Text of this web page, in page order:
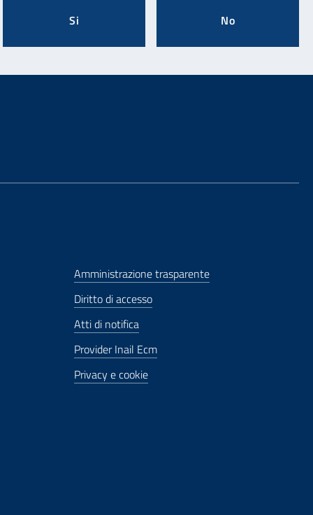
Si No
Amministrazione trasparente
Diritto di accesso
Atti di notifica
Provider Inail Ecm
Privacy e cookie